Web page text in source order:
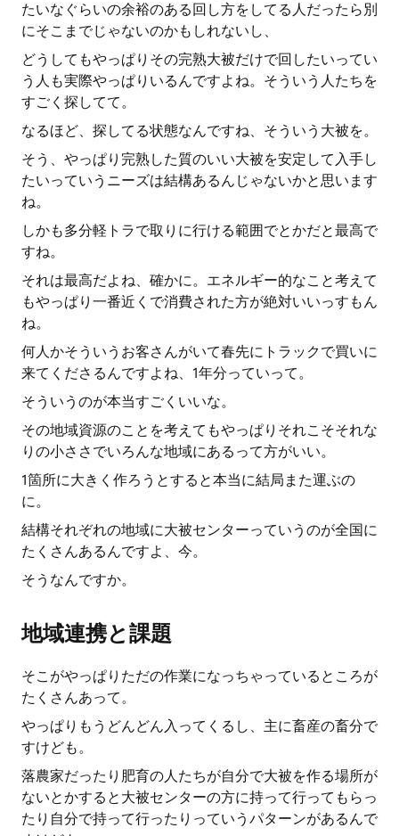
たいなぐらいの余裕のある回し方をしてる人だったら別
にそこまでじゃないのかもしれないし、
どうしてもやっぱりその完熟大被だけで回したいってい
う人も実際やっぱりいるんですよね。そういう人たちを
すごく探してて。
なるほど、探してる状態なんですね、そういう大被を。
そう、やっぱり完熟した質のいい大被を安定して入手し
たいっていうニーズは結構あるんじゃないかと思います
ね。
しかも多分軽トラで取りに行ける範囲でとかだと最高で
すね。
それは最高だよね、確かに。エネルギー的なこと考えて
もやっぱり一番近くで消費された方が絶対いいっすもん
ね。
何人かそういうお客さんがいて春先にトラックで買いに
来てくださるんですよね、1年分っていって。
そういうのが本当すごくいいな。
その地域資源のことを考えてもやっぱりそれこそそれな
りの小ささでいろんな地域にあるって方がいい。
1箇所に大きく作ろうとすると本当に結局また運ぶの
に。
結構それぞれの地域に大被センターっていうのが全国に
たくさんあるんですよ、今。
そうなんですか。
地域連携と課題
そこがやっぱりただの作業になっちゃっているところが
たくさんあって。
やっぱりもうどんどん入ってくるし、主に畜産の畜分で
すけども。
落農家だったり肥育の人たちが自分で大被を作る場所が
ないとかすると大被センターの方に持って行ってもらっ
たり自分で持って行ったりっていうパターンがあるんで